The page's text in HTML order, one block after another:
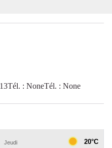
: NoneTél. : None